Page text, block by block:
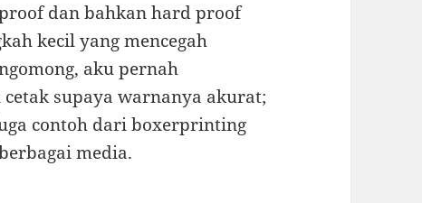
dan bahkan hard proof
kecil yang mencegah
aku pernah
supaya warnanya akurat;
contoh dari boxerprinting
media.